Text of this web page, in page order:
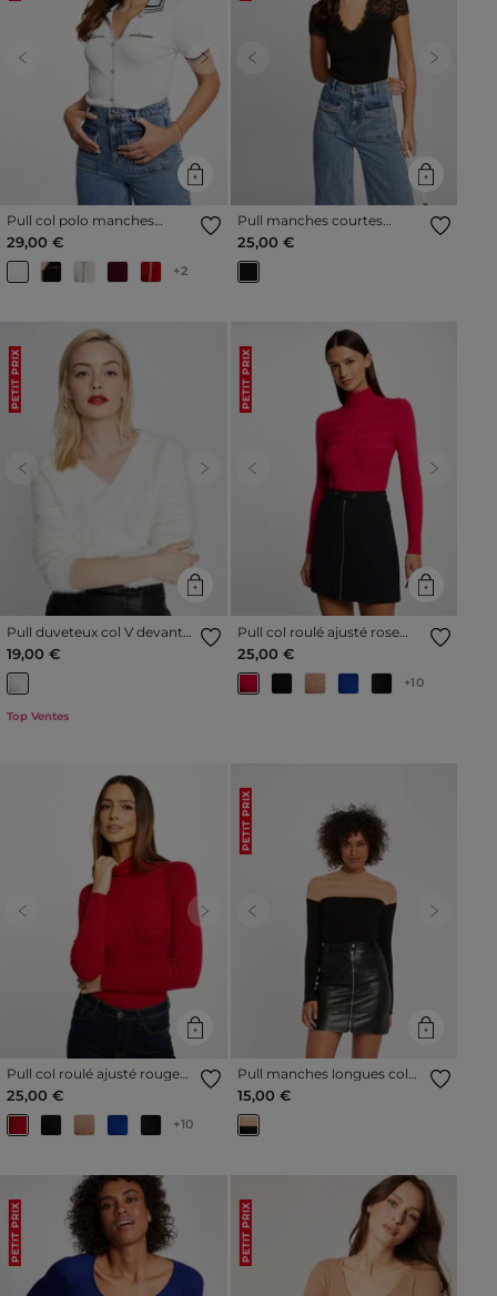
Previous Next
Pull col polo manches
courtes ivoire femme
29,00 €
+2
Previous Next
Pull manches courtes
dentelle noir femme
25,00 €
PETIT PRIX
Previous Next
Pull duveteux col V devant
et dos ivoire femme
19,00 €
Top Ventes
PETIT PRIX
Previous Next
Pull col roulé ajusté rose
moyen femme
25,00 €
+10
Previous Next
Pull col roulé ajusté rouge
vin femme
25,00 €
+10
PETIT PRIX
Previous Next
Pull manches longues col
montant camel femme
15,00 €
PETIT PRIX PETIT PRIX